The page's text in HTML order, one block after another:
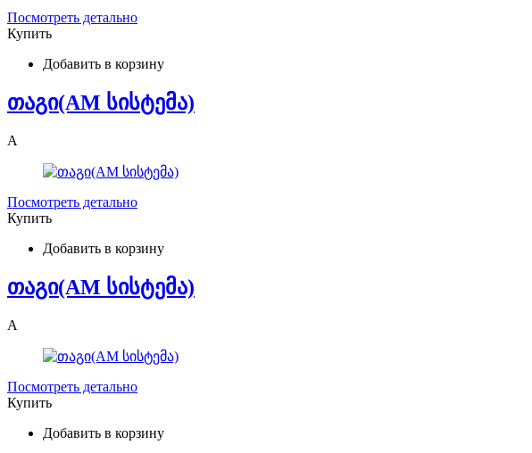
Посмотреть детально
Купить
Добавить в корзину
თაგი(AM სისტემა)
A
Посмотреть детально
Купить
Добавить в корзину
თაგი(AM სისტემა)
A
Посмотреть детально
Купить
Добавить в корзину